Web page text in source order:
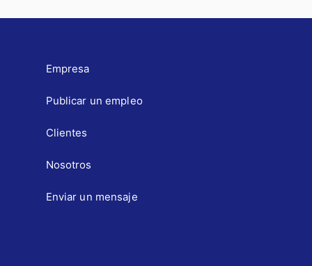
Empresa
Publicar un empleo
Clientes
Nosotros
Enviar un mensaje